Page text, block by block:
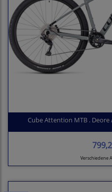
Cube Attention MTB . Deore
Verschiedene